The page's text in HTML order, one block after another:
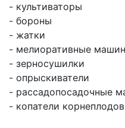
- культиваторы
- бороны
- жатки
- мелиоративные
- зерносушилки
- опрыскиватели
- рассадопосадочные
- копатели корнеплодов